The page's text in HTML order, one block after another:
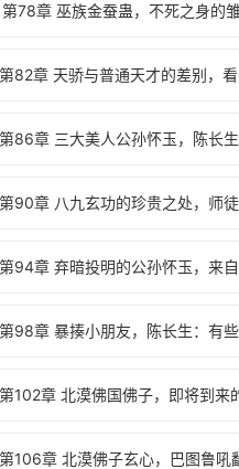
第78章 巫族金蚕蛊，不死之身的
第82
第
第